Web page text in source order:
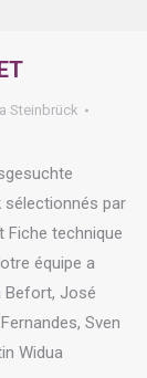
Steinbrück
sélectionnés par
technique
équipe a
Befort, José
Sven
Widua